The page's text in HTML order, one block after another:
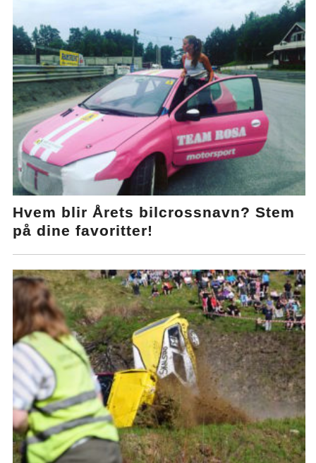
Hvem blir Årets bilcrossnavn? Stem
på dine favoritter!